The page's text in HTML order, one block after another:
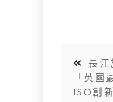
長
「英國
ISO創